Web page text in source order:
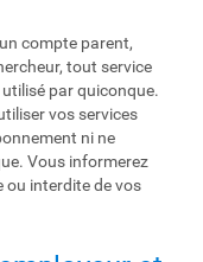
compte parent,
tout service
par quiconque.
vos services
ni ne
Vous informerez
ou interdite de vos